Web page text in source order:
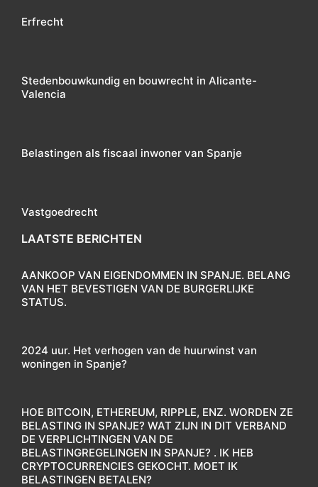
Erfrecht
Stedenbouwkundig en bouwrecht in Alicante-
Valencia
Belastingen als fiscaal inwoner van Spanje
Vastgoedrecht
LAATSTE BERICHTEN
AANKOOP VAN EIGENDOMMEN IN SPANJE. BELANG
VAN HET BEVESTIGEN VAN DE BURGERLIJKE
STATUS.
2024 uur. Het verhogen van de huurwinst van
woningen in Spanje?
HOE BITCOIN, ETHEREUM, RIPPLE, ENZ. WORDEN ZE
BELASTING IN SPANJE? WAT ZIJN IN DIT VERBAND
DE VERPLICHTINGEN VAN DE
BELASTINGREGELINGEN IN SPANJE? . IK HEB
CRYPTOCURRENCIES GEKOCHT. MOET IK
BELASTINGEN BETALEN?